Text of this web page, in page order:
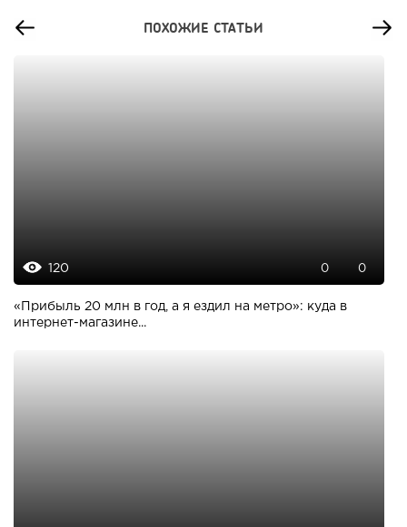
ПОХОЖИЕ СТАТЬИ
120 0 0
«Прибыль 20 млн в год, а я ездил на метро»: куда в
интернет-магазине...